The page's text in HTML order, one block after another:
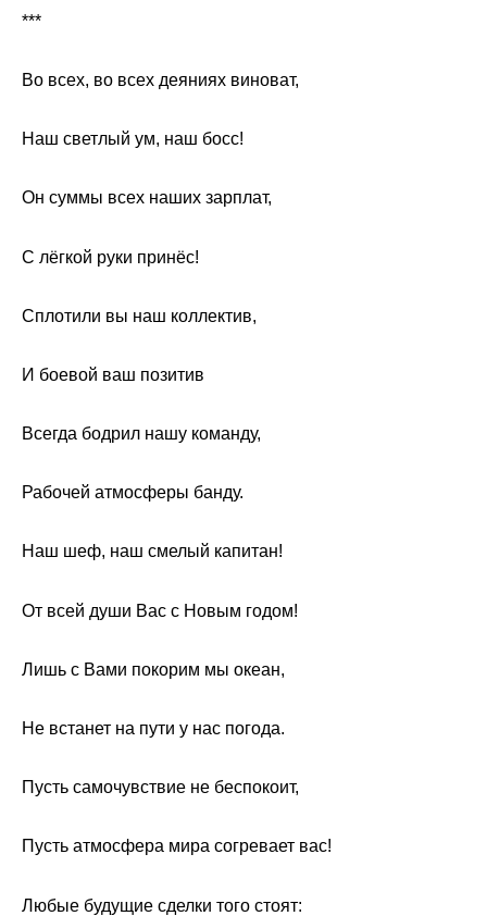
***
Во всех, во всех деяниях виноват,
Наш светлый ум, наш босс!
Он суммы всех наших зарплат,
С лёгкой руки принёс!
Сплотили вы наш коллектив,
И боевой ваш позитив
Всегда бодрил нашу команду,
Рабочей атмосферы банду.
Наш шеф, наш смелый капитан!
От всей души Вас с Новым годом!
Лишь с Вами покорим мы океан,
Не встанет на пути у нас погода.
Пусть самочувствие не беспокоит,
Пусть атмосфера мира согревает вас!
Любые будущие сделки того стоят: